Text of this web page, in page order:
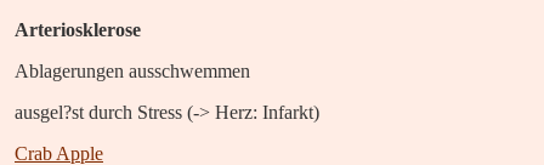
Arteriosklerose
Ablagerungen ausschwemmen
ausgel?st durch Stress (-> Herz: Infarkt)
Crab Apple